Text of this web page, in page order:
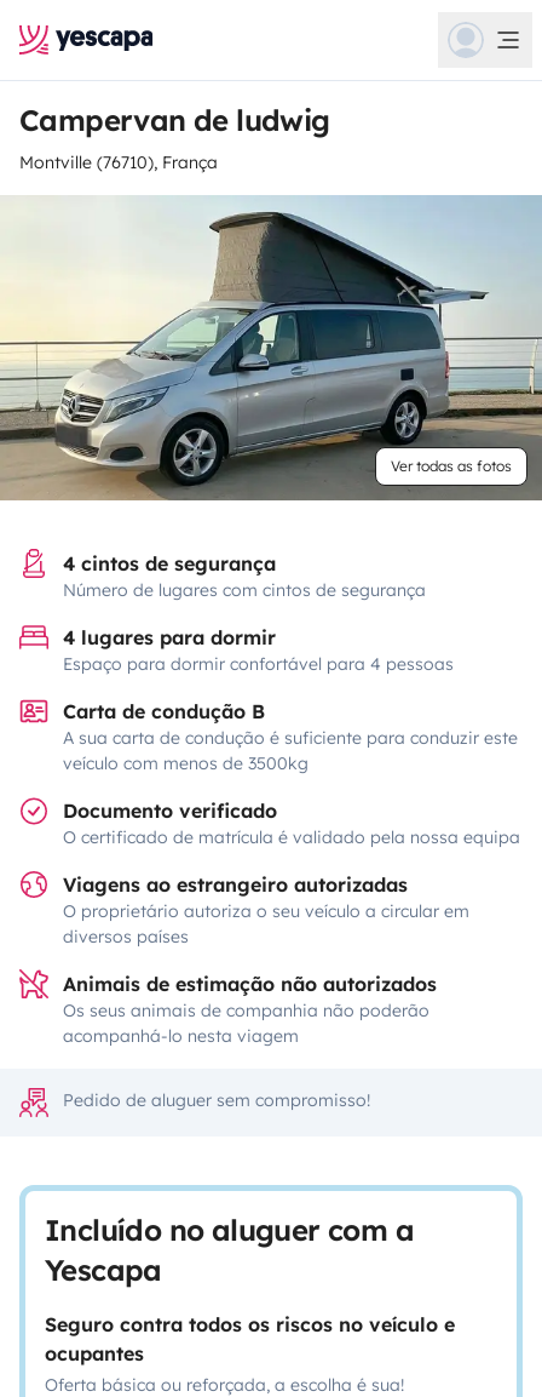
Campervan de ludwig
Montville (76710), França
Ver todas as fotos
4 cintos de segurança
Número de lugares com cintos de segurança
4 lugares para dormir
Espaço para dormir confortável para 4 pessoas
Carta de condução B
A sua carta de condução é suficiente para conduzir este
veículo com menos de 3500kg
Documento verificado
O certificado de matrícula é validado pela nossa equipa
Viagens ao estrangeiro autorizadas
O proprietário autoriza o seu veículo a circular em
diversos países
Animais de estimação não autorizados
Os seus animais de companhia não poderão
acompanhá-lo nesta viagem
Pedido de aluguer sem compromisso!
Incluído no aluguer com a
Yescapa
Seguro contra todos os riscos no veículo e
ocupantes
Oferta básica ou reforçada, a escolha é sua!